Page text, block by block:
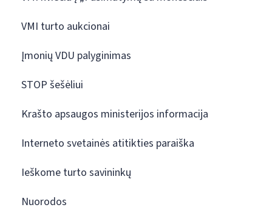
VMI turto aukcionai
Įmonių VDU palyginimas
STOP šešėliui
Krašto apsaugos ministerijos informacija
Interneto svetainės atitikties paraiška
Ieškome turto savininkų
Nuorodos